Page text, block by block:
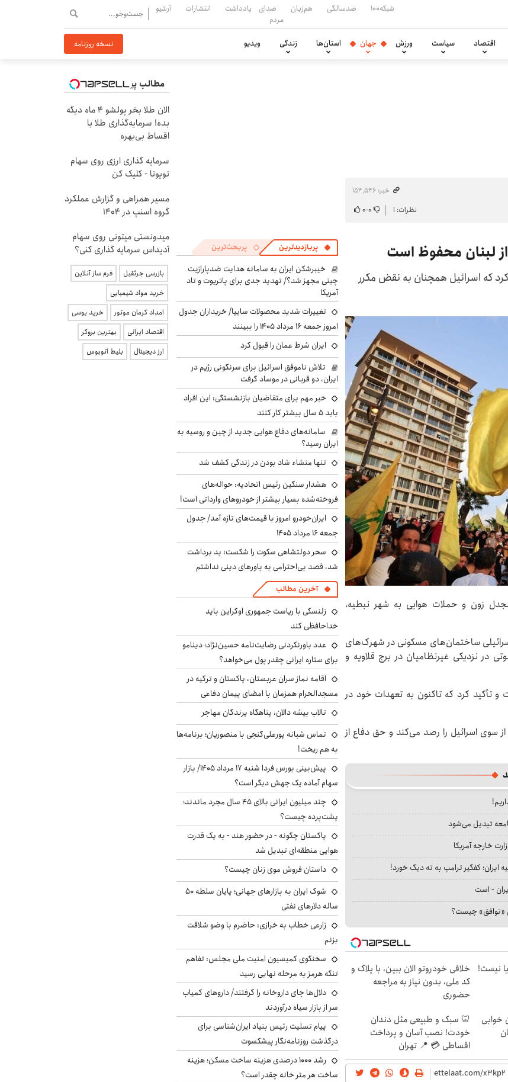
شبکه۱۰۰ صدسالگی هم‌زبان
صدای
مردم
یادداشت انتشارات آرشیو
اقتصاد سیاست ورزش جهان استان‌ها زندگی ویدیو نسخه روزنامه
خبر: ۱۵۴٬۵۴۶
نظرات: ۱ ۰-۰
لبنان محفوظ است
کرد که اسرائیل همچنان به نقض مکرر
زون و حملات هوایی به شهر نبطیه،
اسرائیلی ساختمان‌های مسکونی در شهرک‌های
در نزدیکی غیرنظامیان در برج قلاویه و
تأکید کرد که تاکنون به تعهدات خود در
سوی اسرائیل را رصد می‌کند و حق دفاع از
تبدیل می‌شود
خارجه آمریکا
ایران؛ کفگیر ترامپ به ته دیگ خورد!
- است
«توافق» چیست؟
رویا نیست!
خلافی خودروتو الان ببین، با پلاک و
کد ملی، بدون نیاز به مراجعه
حضوری
خوابی
🦷 سبک و طبیعی مثل دندان
خودت! نصب آسان و پرداخت
اقساطی 💳 📍 تهران
پربازدیدترین پربحث‌ترین
خیبرشکن ایران به سامانه هدایت ضدپارازیت
چینی مجهز شد؟/ تهدید جدی برای پاتریوت و تاد
آمریکا
تغییرات شدید محصولات سایپا/ خریداران جدول
امروز جمعه ۱۶ مرداد ۱۴۰۵ را ببینند
ایران شرط عمان را قبول کرد
تلاش ناموفق اسرائیل برای سرنگونی رژیم در
ایران، دو قربانی در موساد گرفت
خبر مهم برای متقاضیان بازنشستگی: این افراد
باید ۵ سال بیشتر کار کنند
سامانه‌های دفاع هوایی جدید از چین و روسیه به
ایران رسید؟
تنها منشاء شاد بودن در زندگی کشف شد
هشدار سنگین رئیس اتحادیه: حواله‌های
فروخته‌شده بسیار بیشتر از خودروهای وارداتی است!
ایران‌خودرو امروز با قیمت‌های تازه آمد/ جدول
جمعه ۱۶ مرداد ۱۴۰۵
سحر دولتشاهی سکوت را شکست: بد برداشت
شد، قصد بی‌احترامی به باورهای دینی نداشتم
آخرین مطالب
زلنسکی با ریاست جمهوری اوکراین باید
خداحافظی کند
عدد باورنکردنی رضایت‌نامه حسین‌نژاد؛ دینامو
برای ستاره ایرانی چقدر پول می‌خواهد؟
اقامه نماز سران عربستان، پاکستان و ترکیه در
مسجدالحرام همزمان با امضای پیمان دفاعی
تالاب بیشه دالان، پناهگاه پرندگان مهاجر
تماس شبانه پورعلی‌گنجی با منصوریان؛ برنامه‌ها
به هم ریخت!
پیش‌بینی بورس فردا شنبه ۱۷ مرداد ۱۴۰۵/ بازار
سهام آماده یک جهش دیگر است؟
چند میلیون ایرانی بالای ۴۵ سال مجرد ماندند؛
پشت‌پرده چیست؟
پاکستان چگونه - در حضور هند - به یک قدرت
هوایی منطقه‌ای تبدیل شد
داستان فروش موی زنان چیست؟
شوک ایران به بازارهای جهانی؛ پایان سلطه ۵۰
ساله دلارهای نفتی
زارعی خطاب به خرازی: حاضرم با وضو شلاقت
بزنم
سخنگوی کمیسیون امنیت ملی مجلس: تفاهم
تنگه هرمز به مرحله نهایی رسید
دلال‌ها جای داروخانه را گرفتند/ داروهای کمیاب
سر از بازار سیاه درآوردند
پیام تسلیت رئیس بنیاد ایران‌شناسی برای
درگذشت روزنامه‌نگار پیشکسوت
رشد ۱۰۰۰ درصدی هزینه ساخت مسکن؛ هزینه
ساخت هر متر خانه چقدر است؟
مطالب پیشنهادی
الان طلا بخر پولشو 4 ماه دیگه
بده! سرمایه‌گذاری طلا با
اقساط بی‌بهره
سرمایه گذاری ارزی روی سهام
تویوتا - کلیک کن
مسیر همراهی و گزارش عملکرد
گروه اسنپ در ۱۴۰۴
میدونستی میتونی روی سهام
آدیداس سرمایه گذاری کنی؟
بازرسی جرثقیل
فرم ساز آنلاین
خرید مواد شیمیایی
امداد کرمان موتور
خرید یوسی
اقتصاد ایرانی
بهترین بروکر
ارز دیجیتال
بلیط اتوبوس